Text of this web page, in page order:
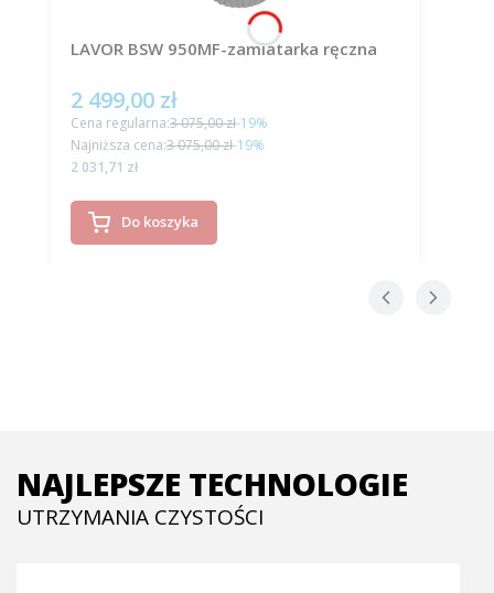
LAVOR BSW 950MF-zamiatarka ręczna
Cena promocyjna
2 499,00 zł
Cena regularna:3 075,00 zł-19%
Najniższa cena:3 075,00 zł-19%
Cena
2 031,71 zł
Do koszyka
NAJLEPSZE TECHNOLOGIE
UTRZYMANIA CZYSTOŚCI